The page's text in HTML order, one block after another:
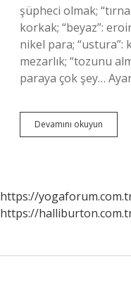
şüpheci olmak;
korkak; “beyaz”:
nikel para; “ustura”:
mezarlık; “tozunu
paraya çok şey…
Devamını okuyun
Vermek
https://
https://